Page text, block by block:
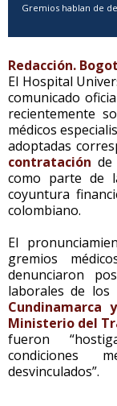
Gremios hablan de
Redacción.
El Hospital
comunicado
recientemente
médicos
adoptadas
contratación
como parte de
coyuntura
colombiano.
El
gremios
denunciaron
laborales de los
Cundinamarca
Ministerio del
fueron
condiciones
desvinculados”.